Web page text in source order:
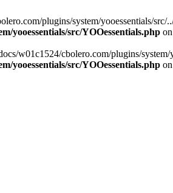
plugins/system/yooessentials/
yooessentials/src/YOOessentials.php
w01c1524/cbolero.com/plugins/
yooessentials/src/YOOessentials.php